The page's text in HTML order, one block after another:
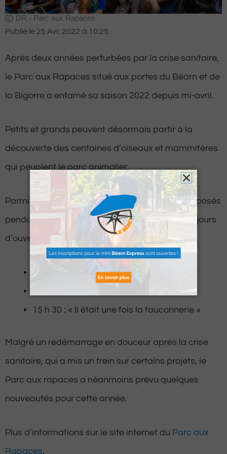
DR - Parc aux Rapaces
Publié le 25 Avr. 2022 à 10:25
Après deux années perturbées par la crise sanitaire,
le Parc aux Rapaces situé aux portes du Béarn et de
la Bigorre a entamé sa saison 2022 depuis mi-avril.
Petits et grands peuvent désormais partir à la
découverte des centaines d’oiseaux et mammifères
qui peuplent le parc animalier.
Parmi les animations, trois spectacles sont proposés
pendant les vacances de Pâques et les autres jours
d’ouverture.
11 h 30 : Les jeux équestres médiévaux
15 h 30 : « Il était une fois la fauconnerie »
Malgré un redémarrage en douceur après la crise
sanitaire, qui a mis un frein sur certains projets, le
Parc aux rapaces a néanmoins prévu quelques
nouveautés pour cette année.
Plus d’informations sur le site internet du Parc aux
Rapaces.